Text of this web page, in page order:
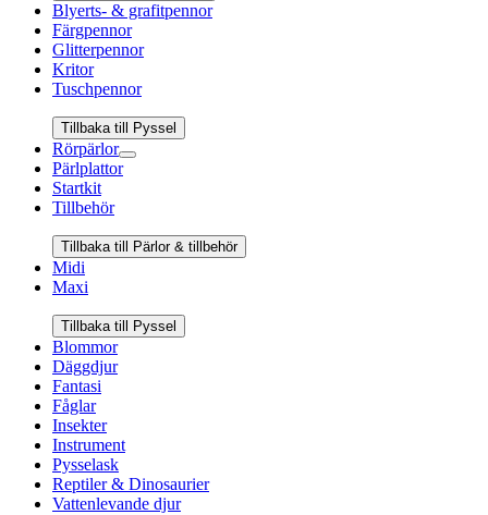
Blyerts- & grafitpennor
Färgpennor
Glitterpennor
Kritor
Tuschpennor
Tillbaka till Pyssel
Rörpärlor
Pärlplattor
Startkit
Tillbehör
Tillbaka till Pärlor & tillbehör
Midi
Maxi
Tillbaka till Pyssel
Blommor
Däggdjur
Fantasi
Fåglar
Insekter
Instrument
Pysselask
Reptiler & Dinosaurier
Vattenlevande djur